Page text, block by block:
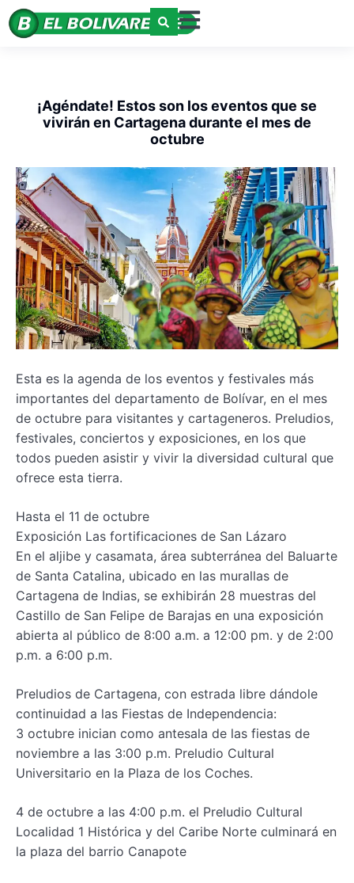
¡Agéndate! Estos son los eventos que se
vivirán en Cartagena durante el mes de
octubre
Esta es la agenda de los eventos y festivales más
importantes del departamento de Bolívar, en el mes
de octubre para visitantes y cartageneros. Preludios,
festivales, conciertos y exposiciones, en los que
todos pueden asistir y vivir la diversidad cultural que
ofrece esta tierra.
Hasta el 11 de octubre
Exposición Las fortificaciones de San Lázaro
En el aljibe y casamata, área subterránea del Baluarte
de Santa Catalina, ubicado en las murallas de
Cartagena de Indias, se exhibirán 28 muestras del
Castillo de San Felipe de Barajas en una exposición
abierta al público de 8:00 a.m. a 12:00 pm. y de 2:00
p.m. a 6:00 p.m.
Preludios de Cartagena, con estrada libre dándole
continuidad a las Fiestas de Independencia:
3 octubre inician como antesala de las fiestas de
noviembre a las 3:00 p.m. Preludio Cultural
Universitario en la Plaza de los Coches.
4 de octubre a las 4:00 p.m. el Preludio Cultural
Localidad 1 Histórica y del Caribe Norte culminará en
la plaza del barrio Canapote